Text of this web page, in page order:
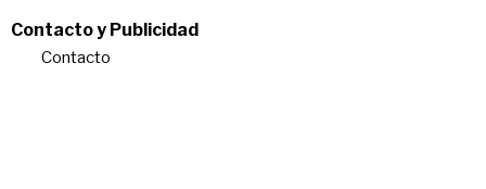
Contacto y Publicidad
Contacto